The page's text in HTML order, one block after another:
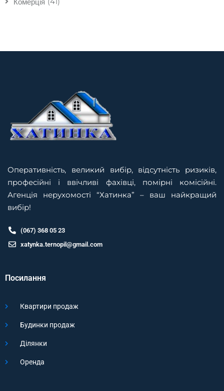
Оперативність, великий вибір, відсутність ризиків,
професійні і ввічливі фахівці, помірні комісійні.
Агенція нерухомості “Хатинка” – ваш найкращий
вибір!
(067) 368 05 23
xatynka.ternopil@gmail.com
Посилання
Квартири продаж
Будинки продаж
Ділянки
Оренда